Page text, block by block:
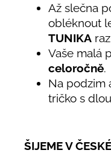
Až slečna
obléknout
TUNIKA
Vaše malá
celoročně.
Na podzim
tričko s
ŠIJEME V